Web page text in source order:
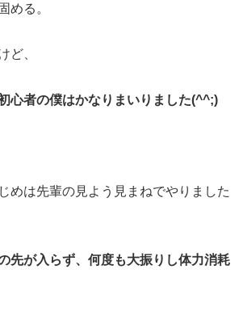
める。
ど、
心者の僕はかなりまいりました(^^;)
めは先輩の見よう見まねでやりました
先が入らず、何度も大振りし体力消耗